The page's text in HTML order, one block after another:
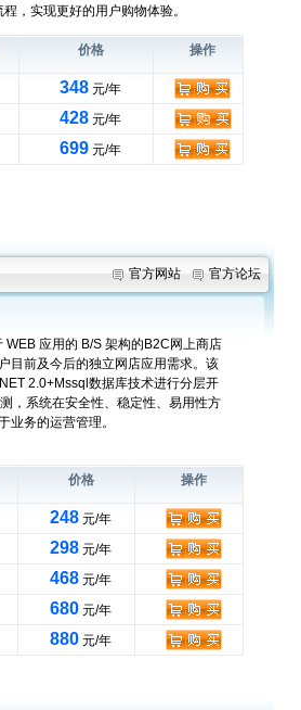
，实现更好的用户购物体验。
价格 操作
348 元/年
428 元/年
699 元/年
官方网站 官方论坛
应用的 B/S 架构的B2C网上商店
目前及今后的独立网店应用需求。该
2.0+Mssql数据库技术进行分层开
，系统在安全性、稳定性、易用性方
业务的运营管理。
价格 操作
248 元/年
298 元/年
468 元/年
680 元/年
880 元/年